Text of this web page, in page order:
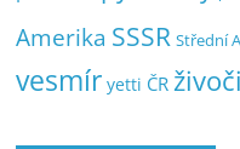
Amerika SSSR Střední
vesmír yetti ČR